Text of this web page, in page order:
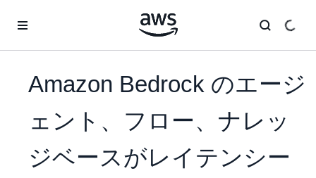
Amazon Bedrock のエージ
ェント、フロー、ナレッ
ジベースがレイテンシー